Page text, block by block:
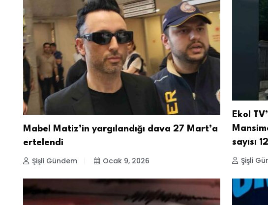
Mabel Matiz’in yargılandığı dava 27 Mart’a
ertelendi
Şişli Gündem Ocak 9, 2026
Ekol
sayısı
Şişli